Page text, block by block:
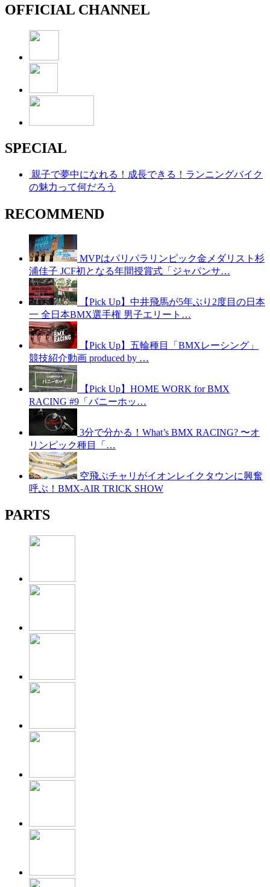
OFFICIAL CHANNEL
SPECIAL
親子で夢中になれる！成長できる！ランニングバイク
の魅力って何だろう
RECOMMEND
MVPはパリパラリンピック金メダリスト杉
浦佳子 JCF初となる年間授賞式「ジャパンサ…
【Pick Up】中井飛馬が5年ぶり2度目の日本
一 全日本BMX選手権 男子エリート…
【Pick Up】五輪種目「BMXレーシング」
競技紹介動画 produced by …
【Pick Up】HOME WORK for BMX
RACING #9「バニーホッ…
3分で分かる！What’s BMX RACING? 〜オ
リンピック種目「…
空飛ぶチャリがイオンレイクタウンに興奮
呼ぶ！BMX-AIR TRICK SHOW
PARTS